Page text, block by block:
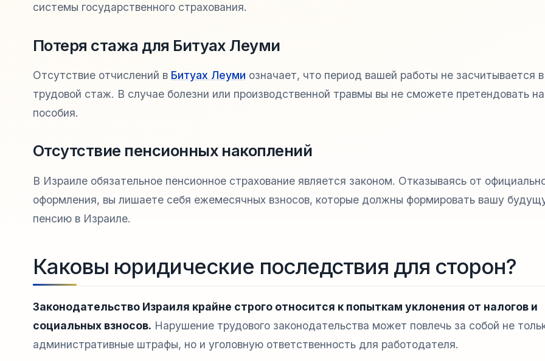
системы государственного страхования.
Потеря стажа для Битуах Леуми
Отсутствие отчислений в Битуах Леуми означает, что период вашей работы не засчитывается в
трудовой стаж. В случае болезни или производственной травмы вы не сможете претендовать на
пособия.
Отсутствие пенсионных накоплений
В Израиле обязательное пенсионное страхование является законом. Отказываясь от
оформления, вы лишаете себя ежемесячных взносов, которые должны формировать вашу
пенсию в Израиле.
Каковы юридические последствия для сторон?
Законодательство Израиля крайне строго относится к попыткам уклонения от налогов и
социальных взносов. Нарушение трудового законодательства может повлечь за собой не
административные штрафы, но и уголовную ответственность для работодателя.